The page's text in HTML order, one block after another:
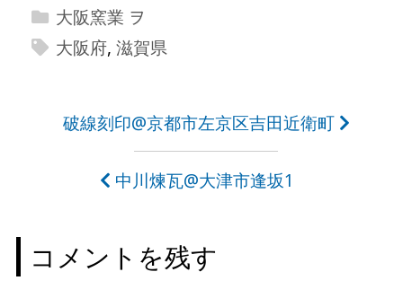
大阪窯業 ヲ
大阪府, 滋賀県
ビ
ゲ
破線刻印@京都市左京区吉田近衛町
中川煉瓦@大津市逢坂1
コメントを残す